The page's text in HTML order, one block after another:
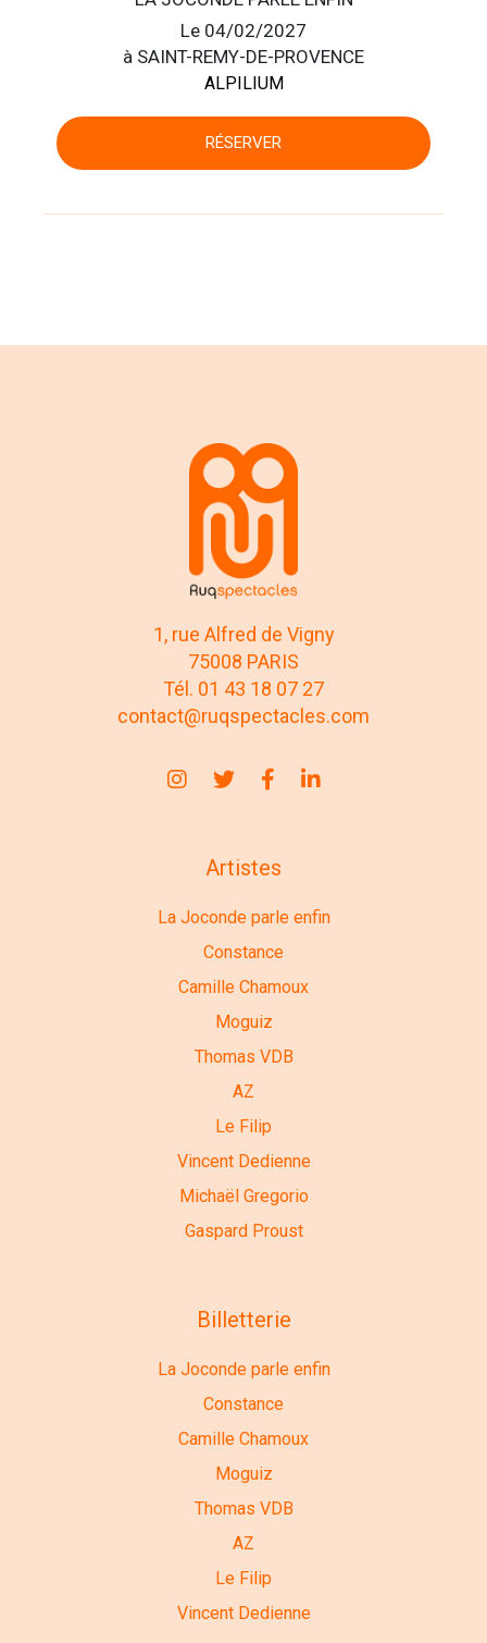
Le 04/02/2027
à SAINT-REMY-DE-PROVENCE
ALPILIUM
RÉSERVER
1, rue Alfred de Vigny
75008 PARIS
Tél. 01 43 18 07 27
contact@ruqspectacles.com
Artistes
La Joconde parle enfin
Constance
Camille Chamoux
Moguiz
Thomas VDB
AZ
Le Filip
Vincent Dedienne
Michaël Gregorio
Gaspard Proust
Billetterie
La Joconde parle enfin
Constance
Camille Chamoux
Moguiz
Thomas VDB
AZ
Le Filip
Vincent Dedienne